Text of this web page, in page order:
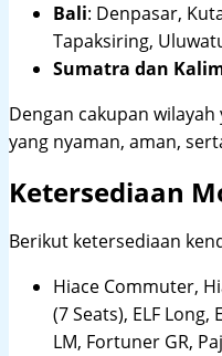
Bali: Denpasar,
Tapaksiring,
Sumatra dan
Dengan cakupan
yang nyaman, aman,
Ketersediaan
Berikut ketersediaan
Hiace Commuter,
(7 Seats), ELF
LM, Fortuner GR,